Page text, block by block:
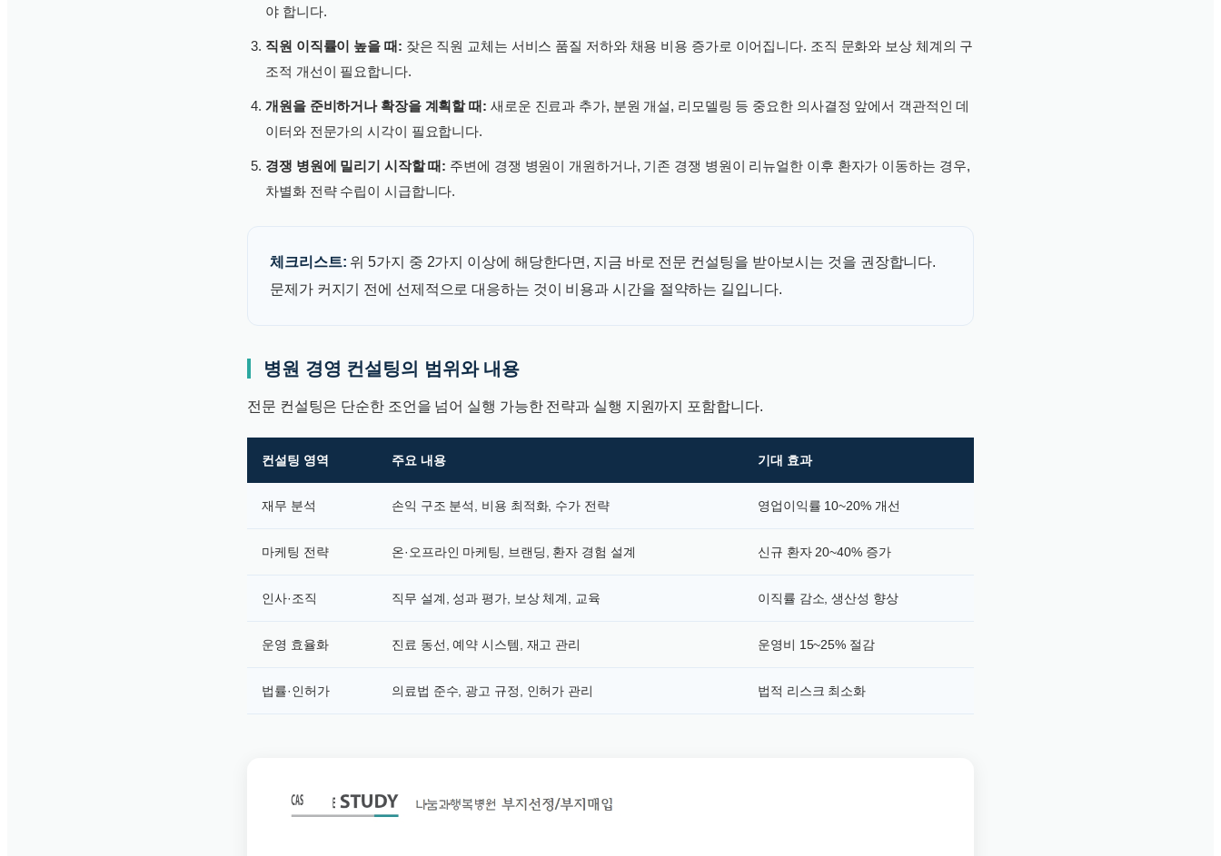
야 합니다.
직원 이직률이 높을 때: 잦은 직원 교체는 서비스 품질 저하와 채용 비용 증가로 이어집니다. 조직 문화와 보상 체계의 구
조적 개선이 필요합니다.
개원을 준비하거나 확장을 계획할 때: 새로운 진료과 추가, 분원 개설, 리모델링 등 중요한 의사결정 앞에서 객관적인 데
이터와 전문가의 시각이 필요합니다.
경쟁 병원에 밀리기 시작할 때: 주변에 경쟁 병원이 개원하거나, 기존 경쟁 병원이 리뉴얼한 이후 환자가 이동하는 경우,
차별화 전략 수립이 시급합니다.
체크리스트: 위 5가지 중 2가지 이상에 해당한다면, 지금 바로 전문 컨설팅을 받아보시는 것을 권장합니다.
문제가 커지기 전에 선제적으로 대응하는 것이 비용과 시간을 절약하는 길입니다.
병원 경영 컨설팅의 범위와 내용
전문 컨설팅은 단순한 조언을 넘어 실행 가능한 전략과 실행 지원까지 포함합니다.
컨설팅 영역 주요 내용 기대 효과
재무 분석 손익 구조 분석, 비용 최적화, 수가 전략 영업이익률 10~20% 개선
마케팅 전략 온·오프라인 마케팅, 브랜딩, 환자 경험 설계 신규 환자 20~40% 증가
인사·조직 직무 설계, 성과 평가, 보상 체계, 교육 이직률 감소, 생산성 향상
운영 효율화 진료 동선, 예약 시스템, 재고 관리 운영비 15~25% 절감
법률·인허가 의료법 준수, 광고 규정, 인허가 관리 법적 리스크 최소화